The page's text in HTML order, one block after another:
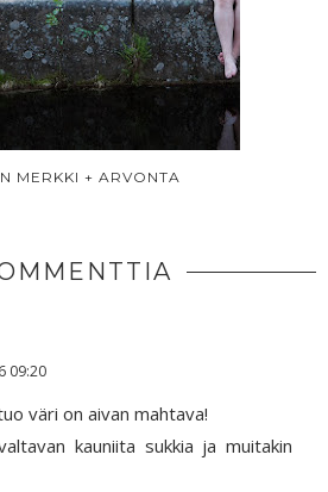
MERKKI + ARVONTA
09:20
väri on aivan mahtava!
kauniita sukkia ja muitakin